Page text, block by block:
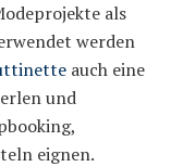
als
werden
auch eine
und
eignen.